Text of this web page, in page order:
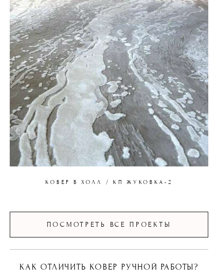
КОВЕР В ХОЛЛ / КП ЖУКОВКА-2
ПОСМОТРЕТЬ ВСЕ ПРОЕКТЫ
КАК ОТЛИЧИТЬ КОВЕР РУЧНОЙ РАБОТЫ?